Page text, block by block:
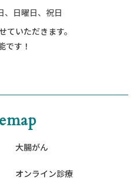
、日曜日、祝日
ていただきます。
です！
大腸がん
オンライン診療